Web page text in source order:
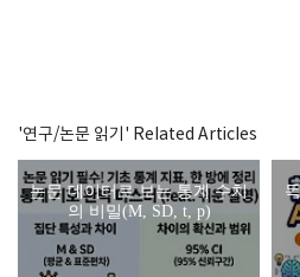
'연구/논문 읽기' Related Articles
논문 데이터로 보는 통계 수치
의 비밀(M, SD, t, p)